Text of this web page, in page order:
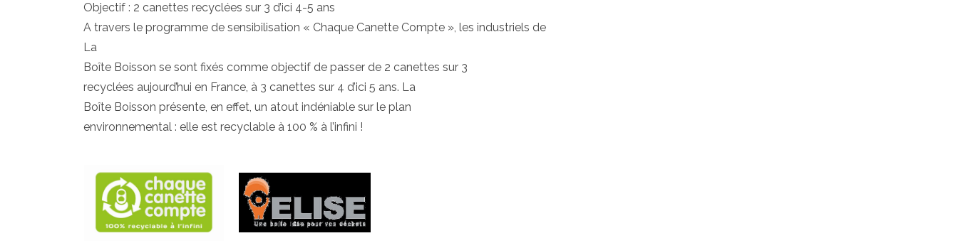
Objectif : 2 canettes recyclées sur 3 d’ici 4-5 ans
A travers le programme de sensibilisation « Chaque Canette Compte », les industriels de
La
Boîte Boisson se sont fixés comme objectif de passer de 2 canettes sur 3
recyclées aujourd’hui en France, à 3 canettes sur 4 d’ici 5 ans. La
Boîte Boisson présente, en effet, un atout indéniable sur le plan
environnemental : elle est recyclable à 100 % à l’infini !